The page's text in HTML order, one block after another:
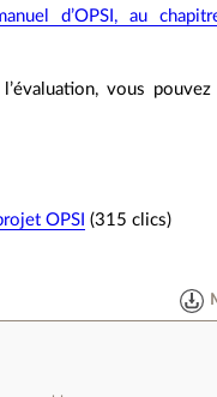
d’OPSI, au
vous
OPSI (315 clics)